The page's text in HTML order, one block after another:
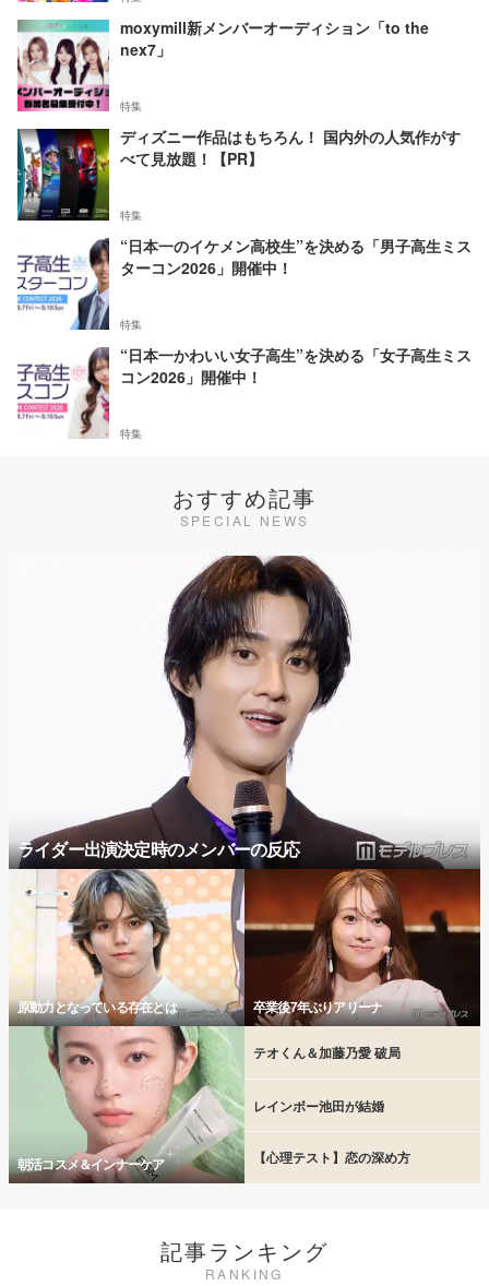
moxymill新メンバーオーディション「to the
nex7」
特集
ディズニー作品はもちろん！ 国内外の人気作がす
べて見放題！【PR】
特集
“日本一のイケメン高校生”を決める「男子高生ミス
ターコン2026」開催中！
特集
“日本一かわいい女子高生”を決める「女子高生ミス
コン2026」開催中！
特集
おすすめ記事
SPECIAL NEWS
ライダー出演決定時のメンバーの反応
原動力となっている存在とは 卒業後7年ぶりアリーナ
朝活コスメ＆インナーケア
テオくん＆加藤乃愛 破局
レインボー池田が結婚
【心理テスト】恋の深め方
記事ランキング
RANKING